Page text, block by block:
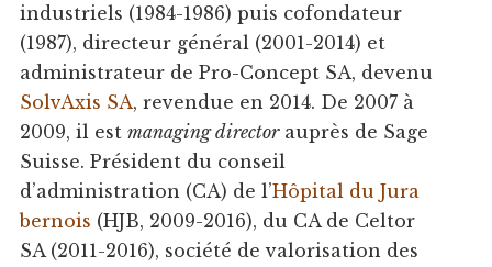
industriels (1984-1986) puis cofondateur
(1987), directeur général (2001-2014) et
administrateur de Pro-Concept SA, devenu
SolvAxis SA, revendue en 2014. De 2007 à
2009, il est managing directorauprès de Sage
Suisse. Président du conseil
d’administration (CA) de l’Hôpital du Jura
bernois (HJB, 2009-2016), du CA de Celtor
SA (2011-2016), société de valorisation des